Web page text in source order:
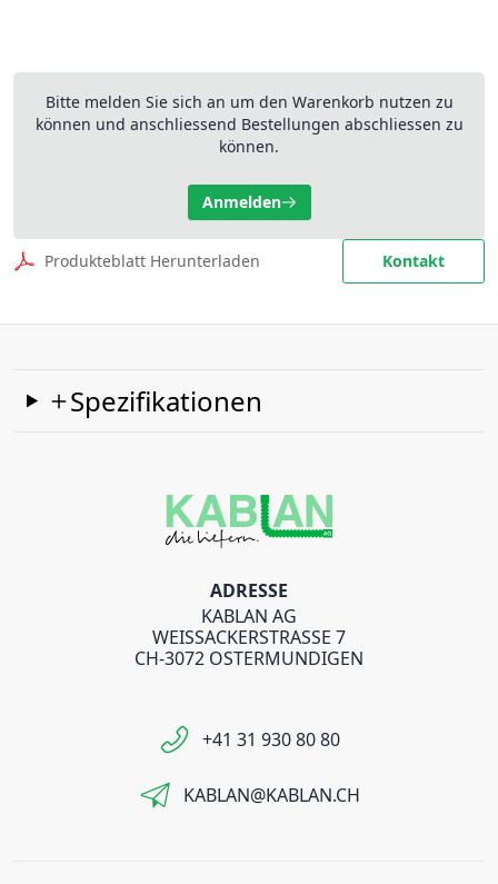
Bitte melden Sie sich an um den Warenkorb nutzen zu
können und anschliessend Bestellungen abschliessen zu
können.
Anmelden
Produkteblatt Herunterladen Kontakt
Spezifikationen
ADRESSE
KABLAN AG
WEISSACKERSTRASSE 7
CH-3072 OSTERMUNDIGEN
+41 31 930 80 80
KABLAN@KABLAN.CH